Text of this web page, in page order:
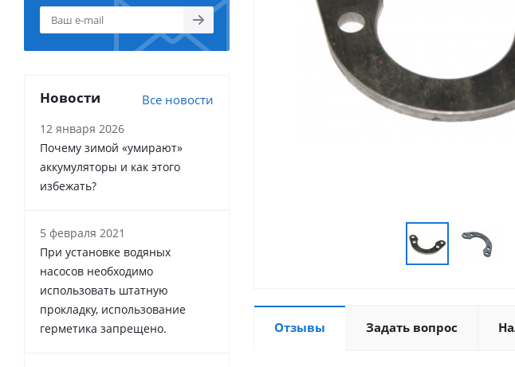
Отзывы Задать вопрос
Новости Все новости
12 января 2026
Почему зимой «умирают»
аккумуляторы и как этого
избежать?
5 февраля 2021
При установке водяных
насосов необходимо
использовать штатную
прокладку, использование
герметика запрещено.